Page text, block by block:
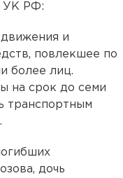
УК РФ:
и
повлекшее по
более лиц.
на срок до семи
транспортным
дочь